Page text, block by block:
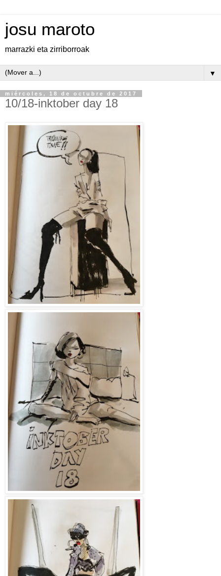
josu maroto
marrazki eta zirriborroak
▼
miércoles, 18 de octubre de 2017
10/18-inktober day 18